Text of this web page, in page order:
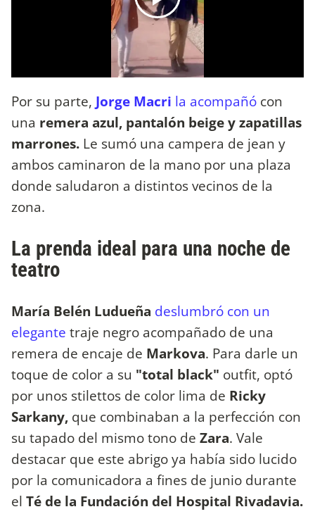
Por su parte, Jorge Macri la acompañó con
una remera azul, pantalón beige y zapatillas
marrones. Le sumó una campera de jean y
ambos caminaron de la mano por una plaza
donde saludaron a distintos vecinos de la
zona.
La prenda ideal para una noche de
teatro
María Belén Ludueña deslumbró con un
elegante traje negro acompañado de una
remera de encaje de Markova. Para darle un
toque de color a su "total black" outfit, optó
por unos stilettos de color lima de Ricky
Sarkany, que combinaban a la perfección con
su tapado del mismo tono de Zara. Vale
destacar que este abrigo ya había sido lucido
por la comunicadora a fines de junio durante
el Té de la Fundación del Hospital Rivadavia.